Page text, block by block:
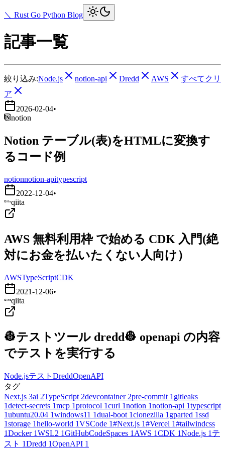
＼ Rust Go Python Blog
記事一覧
絞り込み:Node.js notion-api Dredd AWS
すべてクリ
ア
2026-02-04•
notion
Notion テーブル(表)をHTMLに変換す
るコード例
notionnotion-apitypescript
2022-12-04•
qiita
AWS 無料利用枠 で始める CDK 入門(絶
対にお金を払いたくない人向け）
AWSTypeScriptCDK
2021-12-06•
qiita
👷テストツール dredd👷 openapi の内容
でテストを実行する
Node.jsテスト DreddOpenAPI
タグ
Next.js 3ai 2TypeScript 2devcontainer 2pre-commit 1 gitleaks
1detect-secrets 1mcp 1protocol 1curl 1notion 1notion-api 1typescript
1ubuntu20.04 1windows11 1dual-boot 1clonezilla 1 gparted 1ssd
1storage 1hello-world 1VSCode 1#Next.js 1#Vercel 1#tailwindcss
1Docker 1WSL2 1GitHubCodeSpaces 1 AWS 1CDK 1Node.js 1 テ
スト 1Dredd 1OpenAPI 1